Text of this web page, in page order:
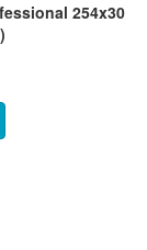
254x30